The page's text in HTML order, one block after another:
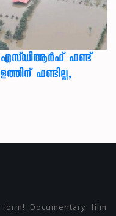
എസ്ഡിആർഫ് ഫണ്ട്
ഫണ്ടില്ല,
Documentary film